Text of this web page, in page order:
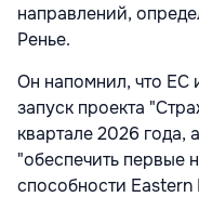
направлений,
Ренье.
Он напомнил, что ЕС
запуск проекта
квартале 2026 года,
"обеспечить первые
способности Eastern